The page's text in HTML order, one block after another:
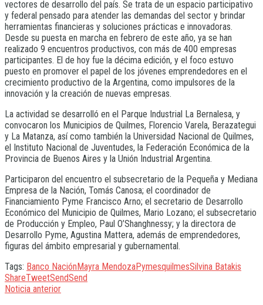
vectores de desarrollo del país. Se trata de un espacio participativo
y federal pensado para atender las demandas del sector y brindar
herramientas financieras y soluciones prácticas e innovadoras.
Desde su puesta en marcha en febrero de este año, ya se han
realizado 9 encuentros productivos, con más de 400 empresas
participantes. El de hoy fue la décima edición, y el foco estuvo
puesto en promover el papel de los jóvenes emprendedores en el
crecimiento productivo de la Argentina, como impulsores de la
innovación y la creación de nuevas empresas.
La actividad se desarrolló en el Parque Industrial La Bernalesa, y
convocaron los Municipios de Quilmes, Florencio Varela, Berazategui
y La Matanza, así como también la Universidad Nacional de Quilmes,
el Instituto Nacional de Juventudes, la Federación Económica de la
Provincia de Buenos Aires y la Unión Industrial Argentina.
Participaron del encuentro el subsecretario de la Pequeña y Mediana
Empresa de la Nación, Tomás Canosa; el coordinador de
Financiamiento Pyme Francisco Arno; el secretario de Desarrollo
Económico del Municipio de Quilmes, Mario Lozano; el subsecretario
de Producción y Empleo, Paul O’Shanghnessy; y la directora de
Desarrollo Pyme, Agustina Mattera, además de emprendedores,
figuras del ámbito empresarial y gubernamental.
Tags: Banco Nación Mayra MendozaPymesquilmesSilvina Batakis
ShareTweetSendSend
Noticia anterior